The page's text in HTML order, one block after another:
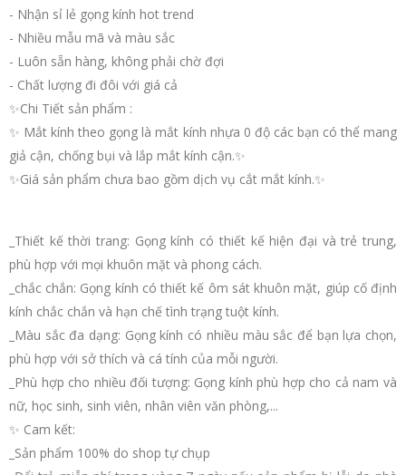
- Nhận sỉ lẻ gọng kính hot trend
- Nhiều mẫu mã và màu sắc
- Luôn sẵn hàng, không phải chờ đợi
- Chất lượng đi đôi với giá cả
✨Chi Tiết sản phẩm :
✨ Mắt kính theo gọng là mắt kính nhựa 0 độ các bạn có thể mang
giả cận, chống bụi và lắp mắt kính cận.✨
✨Giá sản phẩm chưa bao gồm dịch vụ cắt mắt kính.✨
_Thiết kế thời trang: Gọng kính có thiết kế hiện đại và trẻ trung,
phù hợp với mọi khuôn mặt và phong cách.
_chắc chắn: Gọng kính có thiết kế ôm sát khuôn mặt, giúp cố định
kính chắc chắn và hạn chế tình trạng tuột kính.
_Màu sắc đa dạng: Gọng kính có nhiều màu sắc để bạn lựa chọn,
phù hợp với sở thích và cá tính của mỗi người.
_Phù hợp cho nhiều đối tượng: Gọng kính phù hợp cho cả nam và
nữ, học sinh, sinh viên, nhân viên văn phòng,...
✨ Cam kết:
_Sản phẩm 100% do shop tự chụp